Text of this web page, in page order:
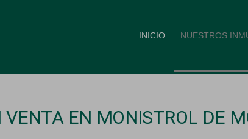
INICIO NUESTROS
VENTA EN MONISTROL DE